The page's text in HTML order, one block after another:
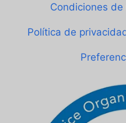
Condiciones de
Política de